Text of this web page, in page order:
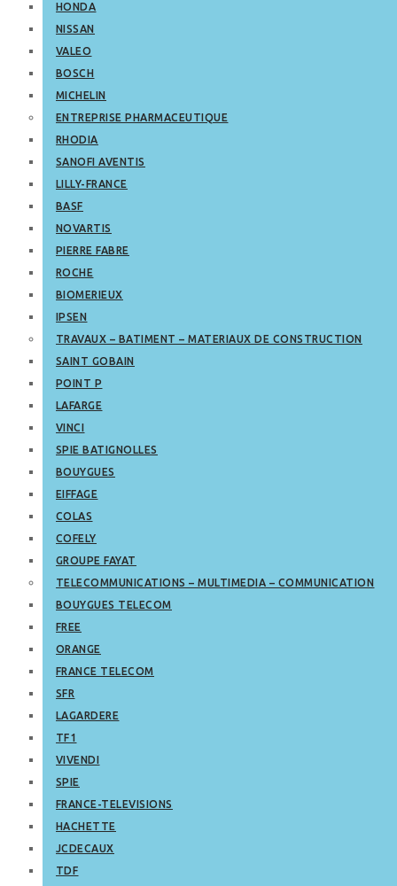
HONDA
NISSAN
VALEO
BOSCH
MICHELIN
ENTREPRISE PHARMACEUTIQUE
RHODIA
SANOFI AVENTIS
LILLY-FRANCE
BASF
NOVARTIS
PIERRE FABRE
ROCHE
BIOMERIEUX
IPSEN
TRAVAUX – BATIMENT – MATERIAUX DE CONSTRUCTION
SAINT GOBAIN
POINT P
LAFARGE
VINCI
SPIE BATIGNOLLES
BOUYGUES
EIFFAGE
COLAS
COFELY
GROUPE FAYAT
TELECOMMUNICATIONS – MULTIMEDIA – COMMUNICATION
BOUYGUES TELECOM
FREE
ORANGE
FRANCE TELECOM
SFR
LAGARDERE
TF1
VIVENDI
SPIE
FRANCE-TELEVISIONS
HACHETTE
JCDECAUX
TDF